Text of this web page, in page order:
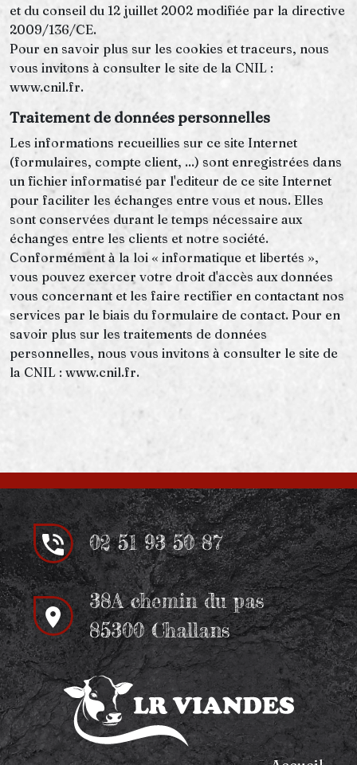
et du conseil du 12 juillet 2002 modifiée par la directive
2009/136/CE.
Pour en savoir plus sur les cookies et traceurs, nous
vous invitons à consulter le site de la CNIL :
www.cnil.fr.
Traitement de données personnelles
Les informations recueillies sur ce site Internet
(formulaires, compte client, ...) sont enregistrées dans
un fichier informatisé par l'editeur de ce site Internet
pour faciliter les échanges entre vous et nous. Elles
sont conservées durant le temps nécessaire aux
échanges entre les clients et notre société.
Conformément à la loi « informatique et libertés »,
vous pouvez exercer votre droit d'accès aux données
vous concernant et les faire rectifier en contactant nos
services par le biais du formulaire de contact. Pour en
savoir plus sur les traitements de données
personnelles, nous vous invitons à consulter le site de
la CNIL : www.cnil.fr.
02 51 93 50 87
38A chemin du pas
85300 Challans